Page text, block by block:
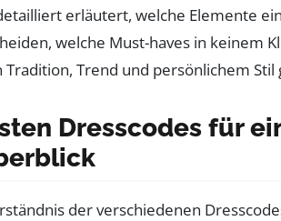
erläutert, welche Elemente
welche Must-haves in keinem
Tradition, Trend und persönlichem Stil
Dresscodes für
der verschiedenen